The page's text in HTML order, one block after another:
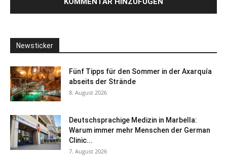
Newsticker
Fünf Tipps für den Sommer in der Axarquía
abseits der Strände
8. August 2026
Deutschsprachige Medizin in Marbella:
Warum immer mehr Menschen der German
Clinic...
7. August 2026